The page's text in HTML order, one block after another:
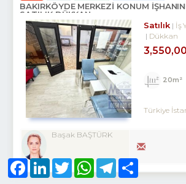
BAKIRKÖYDE MERKEZİ KONUM
SATILIK DÜKKAN
Satılık
İş
Dükkan
20m²
Türkiye
Başak BAŞTÜRK
FacebookLinkedInTwitter WhatsAppTelegram